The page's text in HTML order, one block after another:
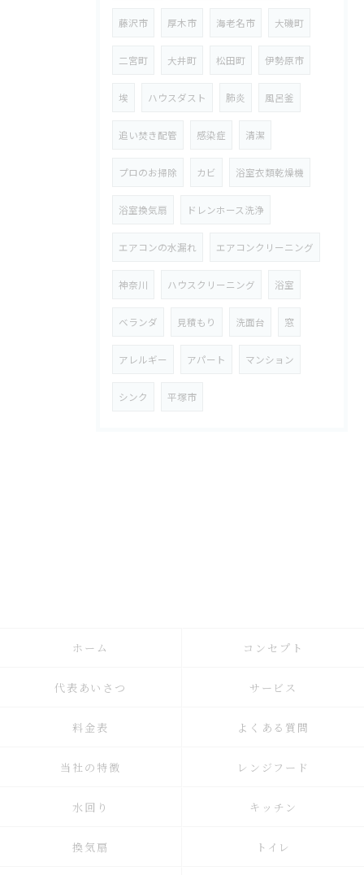
藤沢市 厚木市 海老名市 大磯町
二宮町 大井町 松田町 伊勢原市
埃 ハウスダスト 肺炎 風呂釜
追い焚き配管 感染症 清潔
プロのお掃除 カビ 浴室衣類乾燥機
浴室換気扇 ドレンホース洗浄
エアコンの水漏れ エアコンクリーニング
神奈川 ハウスクリーニング 浴室
ベランダ 見積もり 洗面台 窓
アレルギー アパート マンション
シンク 平塚市
ホーム コンセプト
代表あいさつ サービス
料金表 よくある質問
当社の特徴 レンジフード
水回り キッチン
換気扇 トイレ